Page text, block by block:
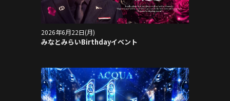
2026年6月22日(月)
みなとみらいBirthdayイベント